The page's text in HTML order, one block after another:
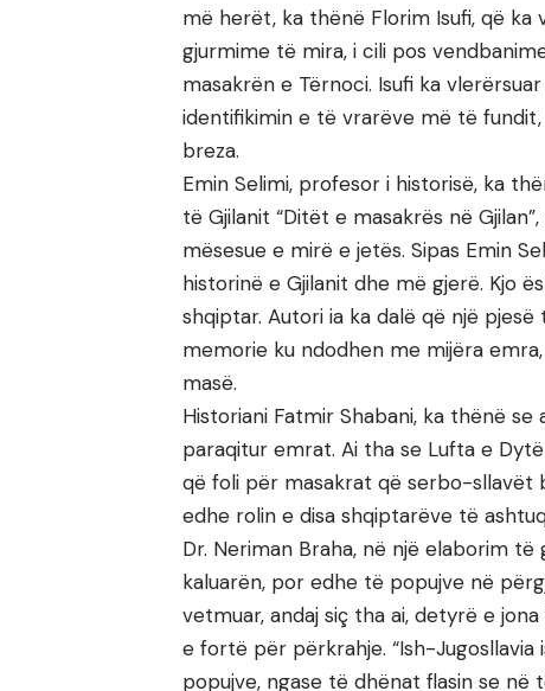
më herët, ka thënë Florim Isufi, që ka
gjurmime të mira, i cili pos
masakrën e Tërnoci. Isufi ka
identifikimin e të vrarëve më të
breza.
Emin Selimi, profesor i historisë, ka
të Gjilanit “Ditët e masakrës në
mësesue e mirë e jetës. Sipas Emin
historinë e Gjilanit dhe më gjerë. Kjo
shqiptar. Autori ia ka dalë që një
memorie ku ndodhen me mijëra
masë.
Historiani Fatmir Shabani, ka thënë
paraqitur emrat. Ai tha se Lufta e
që foli për masakrat që serbo-sllavët
edhe rolin e disa shqiptarëve të
Dr. Neriman Braha, në një elaborim
kaluarën, por edhe të popujve në
vetmuar, andaj siç tha ai, detyrë e
e fortë për përkrahje. “Ish-
popujve, ngase të dhënat flasin se në